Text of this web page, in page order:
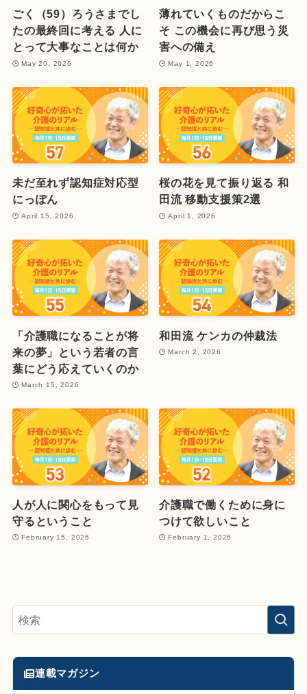
ごく（59）ろうさまでし
たの最終回に考える 人に
とって大事なことは何か
May 20, 2026
薄れていくものだからこ
そ この機会に再び思う災
害への備え
May 1, 2026
未だ至れず認知症対応型
にっぽん
April 15, 2026
桜の花を見て振り返る 和
田流 移動支援策2選
April 1, 2026
「介護職になることが将
来の夢」という若者の言
葉にどう応えていくのか
March 15, 2026
和田流 ケンカの仲裁法
March 2, 2026
人が人に関心をもって見
守るということ
February 15, 2026
介護職で働くために身に
つけて欲しいこと
February 1, 2026
連載マガジン